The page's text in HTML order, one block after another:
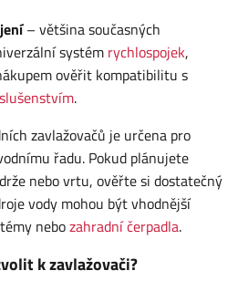
– většina současných
systém rychlospojek,
ověřit kompatibilitu s
.
zavlažovačů je určena pro
řadu. Pokud plánujete
nebo vrtu, ověřte si dostatečný
vody mohou být vhodnější
nebozahradní čerpadla.
k zavlažovači?